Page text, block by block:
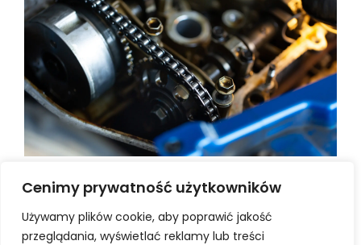
Cenimy prywatność użytkowników
Używamy plików cookie, aby poprawić jakość
przeglądania, wyświetlać reklamy lub treści
Łańcuch rozrządu w Jaguarze –
objawy rozciągnięcia i kiedy wymaga
wymiany?